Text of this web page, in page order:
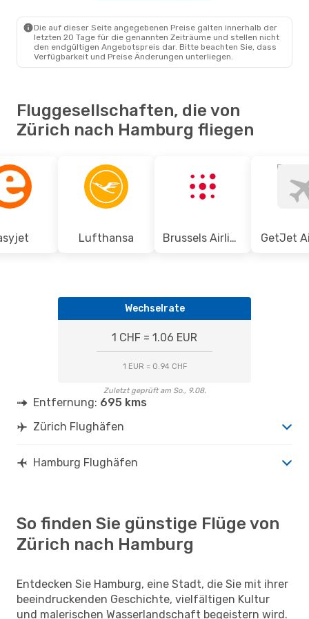
Die auf dieser Seite angegebenen Preise galten innerhalb der
letzten 20 Tage für die genannten Zeiträume und stellen nicht
den endgültigen Angebotspreis dar. Bitte beachten Sie, dass
Verfügbarkeit und Preise Änderungen unterliegen.
Fluggesellschaften, die von
Zürich nach Hamburg fliegen
Lufthansa Brussels Airlines GetJet
Wechselrate
1 CHF = 1.06 EUR
1 EUR = 0.94 CHF
Zuletzt geprüft am So., 9.08.
Entfernung: 695 kms
Zürich Flughäfen
Hamburg Flughäfen
So finden Sie günstige Flüge von
Zürich nach Hamburg
Entdecken Sie Hamburg, eine Stadt, die Sie mit ihrer
beeindruckenden Geschichte, vielfältigen Kultur
und malerischen Wasserlandschaft begeistern wird.